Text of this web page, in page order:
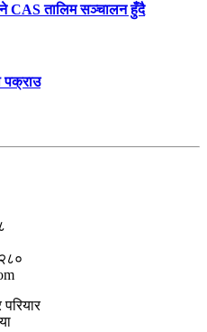
CAS तालिम सञ्चालन हुँदै
पक्राउ